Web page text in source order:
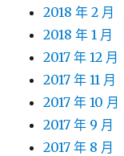
2018 年 2 月
2018 年 1 月
2017 年 12 月
2017 年 11 月
2017 年 10 月
2017 年 9 月
2017 年 8 月